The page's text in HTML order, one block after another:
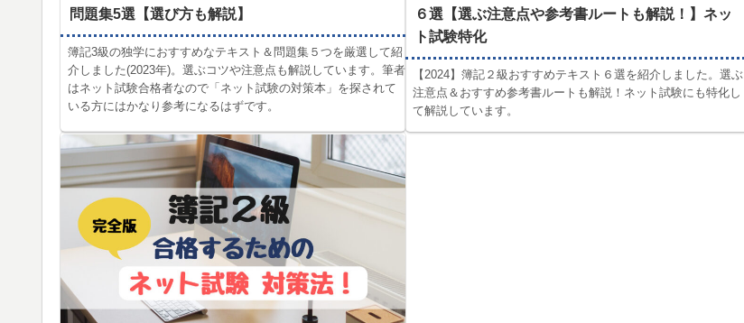
問題集5選【選び方も解説】
簿記3級の独学におすすめなテキスト＆問題集５つを厳選して紹
介しました(2023年)。選ぶコツや注意点も解説しています。筆者
はネット試験合格者なので「ネット試験の対策本」を探されて
いる方にはかなり参考になるはずです。
６選【選ぶ注意点や参考書ルートも解説！】ネッ
ト試験特化
【2024】簿記２級おすすめテキスト６選を紹介しました。選ぶ
注意点＆おすすめ参考書ルートも解説！ネット試験にも特化し
て解説しています。